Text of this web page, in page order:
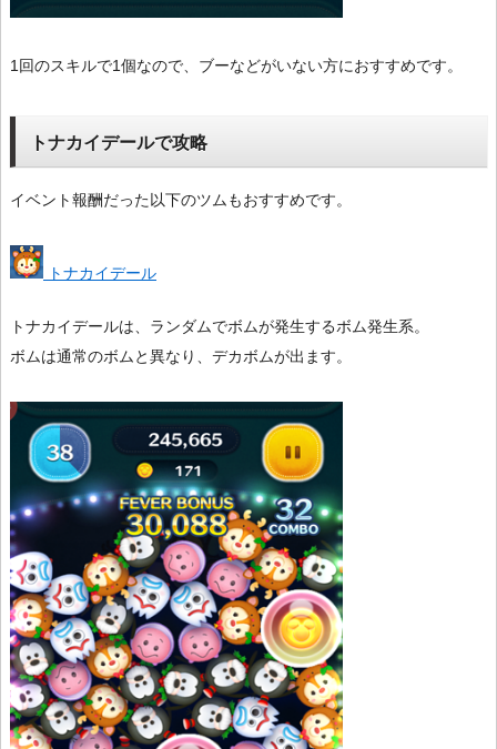
1回のスキルで1個なので、ブーなどがいない方におすすめです。
トナカイデールで攻略
イベント報酬だった以下のツムもおすすめです。
トナカイデール
トナカイデールは、ランダムでボムが発生するボム発生系。
ボムは通常のボムと異なり、デカボムが出ます。